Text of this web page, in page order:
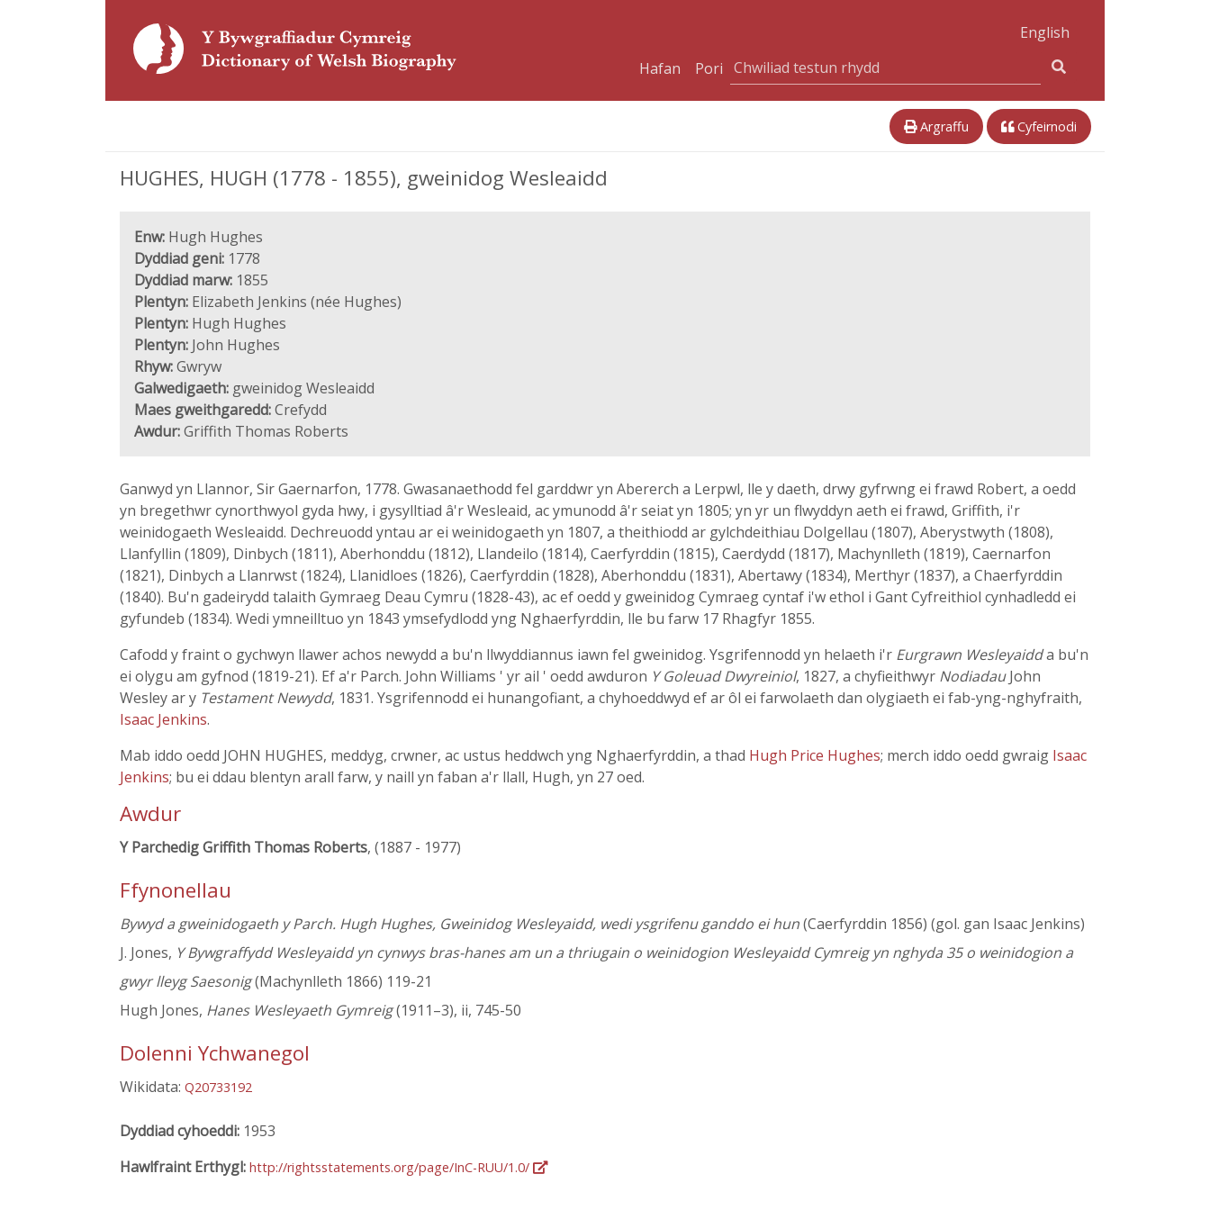
English
Hafan
Pori
Argraffu Cyfeirnodi
HUGHES, HUGH (1778 - 1855), gweinidog Wesleaidd
Enw: Hugh Hughes
Dyddiad geni: 1778
Dyddiad marw: 1855
Plentyn: Elizabeth Jenkins (née Hughes)
Plentyn: Hugh Hughes
Plentyn: John Hughes
Rhyw:Gwryw
Galwedigaeth: gweinidog Wesleaidd
Maes gweithgaredd:Crefydd
Awdur:Griffith Thomas Roberts
Ganwyd yn Llannor, Sir Gaernarfon, 1778. Gwasanaethodd fel garddwr yn Abererch a Lerpwl, lle y daeth, drwy gyfrwng ei frawd Robert, a oedd
yn bregethwr cynorthwyol gyda hwy, i gysylltiad â'r Wesleaid, ac ymunodd â'r seiat yn 1805; yn yr un flwyddyn aeth ei frawd, Griffith, i'r
weinidogaeth Wesleaidd. Dechreuodd yntau ar ei weinidogaeth yn 1807, a theithiodd ar gylchdeithiau Dolgellau (1807), Aberystwyth (1808),
Llanfyllin (1809), Dinbych (1811), Aberhonddu (1812), Llandeilo (1814), Caerfyrddin (1815), Caerdydd (1817), Machynlleth (1819), Caernarfon
(1821), Dinbych a Llanrwst (1824), Llanidloes (1826), Caerfyrddin (1828), Aberhonddu (1831), Abertawy (1834), Merthyr (1837), a Chaerfyrddin
(1840). Bu'n gadeirydd talaith Gymraeg Deau Cymru (1828-43), ac ef oedd y gweinidog Cymraeg cyntaf i'w ethol i Gant Cyfreithiol cynhadledd ei
gyfundeb (1834). Wedi ymneilltuo yn 1843 ymsefydlodd yng Nghaerfyrddin, lle bu farw 17 Rhagfyr 1855.
Cafodd y fraint o gychwyn llawer achos newydd a bu'n llwyddiannus iawn fel gweinidog. Ysgrifennodd yn helaeth i'r Eurgrawn Wesleyaidda bu'n
ei olygu am gyfnod (1819-21). Ef a'r Parch. John Williams ' yr ail ' oedd awduron Y Goleuad Dwyreiniol, 1827, a chyfieithwyr NodiadauJohn
Wesley ar y Testament Newydd, 1831. Ysgrifennodd ei hunangofiant, a chyhoeddwyd ef ar ôl ei farwolaeth dan olygiaeth ei fab-yng-nghyfraith,
Isaac Jenkins.
Mab iddo oedd JOHN HUGHES, meddyg, crwner, ac ustus heddwch yng Nghaerfyrddin, a thad Hugh Price Hughes; merch iddo oedd gwraig Isaac
Jenkins; bu ei ddau blentyn arall farw, y naill yn faban a'r llall, Hugh, yn 27 oed.
Awdur
Y Parchedig Griffith Thomas Roberts, (1887 - 1977)
Ffynonellau
Bywyd a gweinidogaeth y Parch. Hugh Hughes, Gweinidog Wesleyaidd, wedi ysgrifenu ganddo ei hun(Caerfyrddin 1856) (gol. gan Isaac Jenkins)
J. Jones, Y Bywgraffydd Wesleyaidd yn cynwys bras-hanes am un a thriugain o weinidogion Wesleyaidd Cymreig yn nghyda 35 o weinidogion a
gwyr lleyg Saesonig(Machynlleth 1866) 119-21
Hugh Jones, Hanes Wesleyaeth Gymreig(1911–3), ii, 745-50
Dolenni Ychwanegol
Wikidata: Q20733192
Dyddiad cyhoeddi: 1953
Hawlfraint Erthygl: http://rightsstatements.org/page/InC-RUU/1.0/